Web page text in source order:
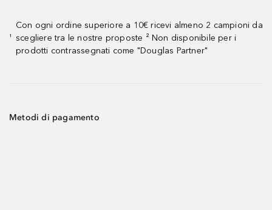
¹
Con ogni ordine superiore a 10€ ricevi almeno 2 campioni da
scegliere tra le nostre proposte ² Non disponibile per i
prodotti contrassegnati come "Douglas Partner"
Metodi di pagamento